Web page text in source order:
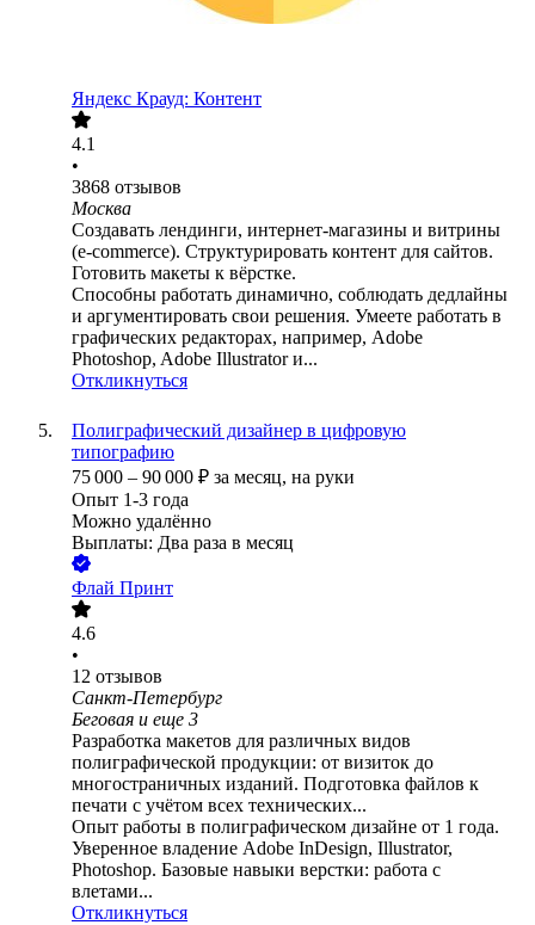
Яндекс Крауд: Контент
4.1
•
3868 отзывов
Москва
Создавать лендинги, интернет-магазины и витрины
(e-commerce). Структурировать контент для сайтов.
Готовить макеты к вёрстке.
Способны работать динамично, соблюдать дедлайны
и аргументировать свои решения. Умеете работать в
графических редакторах, например, Adobe
Photoshop, Adobe Illustrator и...
Откликнуться
Полиграфический дизайнер в цифровую
типографию
75 000 – 90 000 ₽ за месяц, на руки
Опыт 1-3 года
Можно удалённо
Выплаты: Два раза в месяц
Флай Принт
4.6
•
12 отзывов
Санкт-Петербург
Беговая и еще 3
Разработка макетов для различных видов
полиграфической продукции: от визиток до
многостраничных изданий. Подготовка файлов к
печати с учётом всех технических...
Опыт работы в полиграфическом дизайне от 1 года.
Уверенное владение Adobe InDesign, Illustrator,
Photoshop. Базовые навыки верстки: работа с
влетами...
Откликнуться